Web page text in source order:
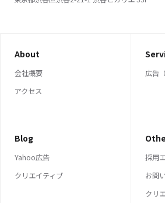
About
会社概要
アクセス
広告
Blog
Yahoo広告
クリエイティブ
採用
お問
クリ